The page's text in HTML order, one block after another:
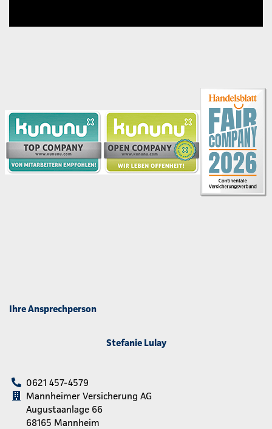
Ihre Ansprechperson
Stefanie Lulay
0621 457-4579
Mannheimer Versicherung AG
Augustaanlage 66
68165 Mannheim